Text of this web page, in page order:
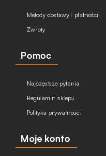
Metody dostawy i płatności
Zwroty
Pomoc
Najczęstsze pytania
Regulamin sklepu
Polityka prywatności
Moje konto